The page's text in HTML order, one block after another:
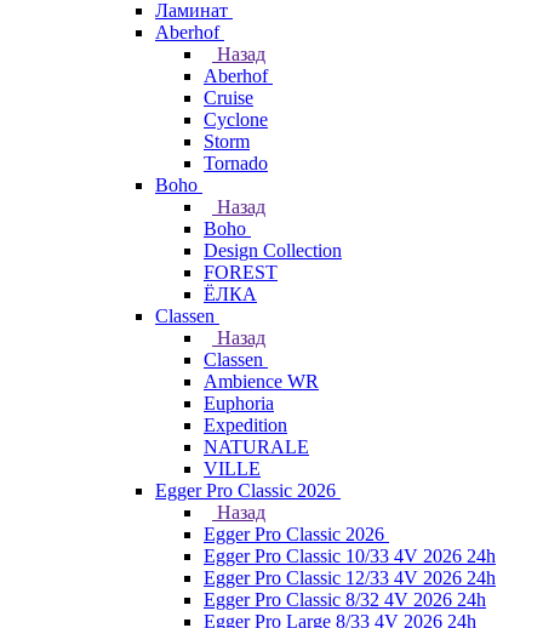
Ламинат
Aberhof
Назад
Aberhof
Cruise
Cyclone
Storm
Tornado
Boho
Назад
Boho
Design Collection
FOREST
ЁЛКА
Classen
Назад
Classen
Ambience WR
Euphoria
Expedition
NATURALE
VILLE
Egger Pro Classic 2026
Назад
Egger Pro Classic 2026
Egger Pro Classic 10/33 4V 2026 24h
Egger Pro Classic 12/33 4V 2026 24h
Egger Pro Classic 8/32 4V 2026 24h
Egger Pro Large 8/33 4V 2026 24h